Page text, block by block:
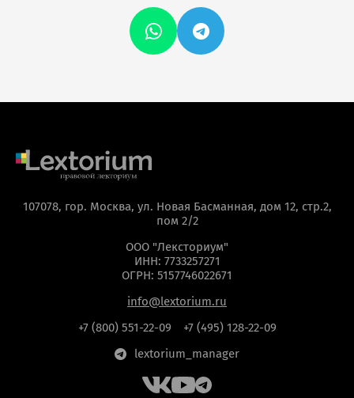
107078, гор. Москва, ул. Новая Басманная, дом 12, стр.2,
пом 2/2
ООО "Лексториум"
ИНН: 7733257271
ОГРН: 5157746022671
info@lextorium.ru
+7 (800) 551-22-09
+7 (495) 128-22-09
lextorium_manager